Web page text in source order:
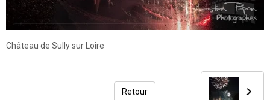
Château de Sully sur Loire
Retour